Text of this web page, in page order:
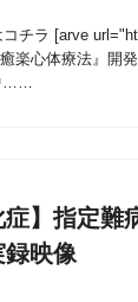
コチラ [arve
楽心体療法』開
……
症】指定難
録映像